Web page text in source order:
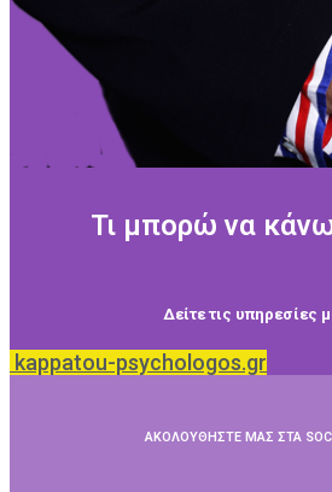
Τι μπορώ να
Δείτε τις υπηρεσίες
kappatou-psychologos.gr
ΑΚΟΛΟΥΘΗΣΤΕ ΜΑΣ ΣΤΑ